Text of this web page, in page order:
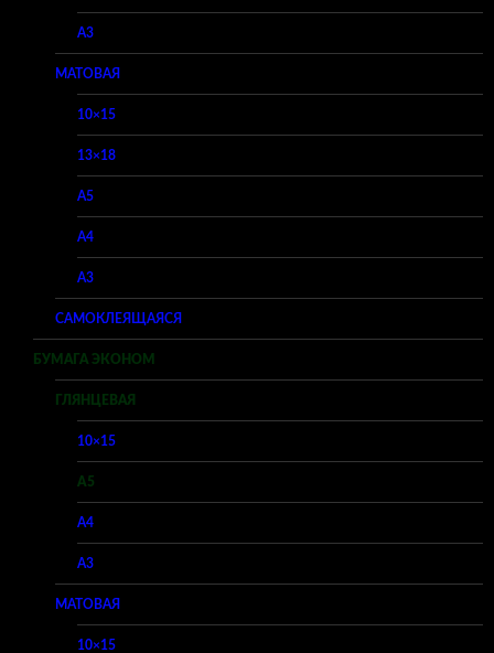
A3
МАТОВАЯ
10×15
13×18
A5
A4
A3
САМОКЛЕЯЩАЯСЯ
БУМАГА ЭКОНОМ
ГЛЯНЦЕВАЯ
10×15
A5
A4
A3
МАТОВАЯ
10×15